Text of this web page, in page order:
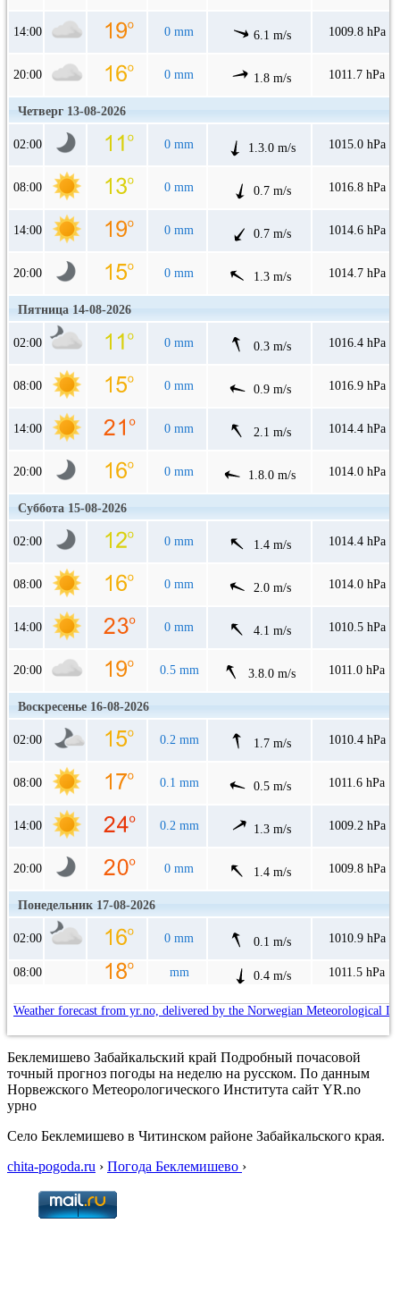
14:00 0 mm 6.1 m/s 1009.8 hPa
20:00 0 mm 1.8 m/s 1011.7 hPa
Четверг 13-08-2026
02:00 0 mm 1.3.0 m/s 1015.0 hPa
08:00 0 mm 0.7 m/s 1016.8 hPa
14:00 0 mm 0.7 m/s 1014.6 hPa
20:00 0 mm 1.3 m/s 1014.7 hPa
Пятница 14-08-2026
02:00 0 mm 0.3 m/s 1016.4 hPa
08:00 0 mm 0.9 m/s 1016.9 hPa
14:00 0 mm 2.1 m/s 1014.4 hPa
20:00 0 mm 1.8.0 m/s 1014.0 hPa
Суббота 15-08-2026
02:00 0 mm 1.4 m/s 1014.4 hPa
08:00 0 mm 2.0 m/s 1014.0 hPa
14:00 0 mm 4.1 m/s 1010.5 hPa
20:00 0.5 mm 3.8.0 m/s 1011.0 hPa
Воскресенье 16-08-2026
02:00 0.2 mm 1.7 m/s 1010.4 hPa
08:00 0.1 mm 0.5 m/s 1011.6 hPa
14:00 0.2 mm 1.3 m/s 1009.2 hPa
20:00 0 mm 1.4 m/s 1009.8 hPa
Понедельник 17-08-2026
02:00 0 mm 0.1 m/s 1010.9 hPa
08:00 mm 0.4 m/s 1011.5 hPa
Weather forecast from yr.no, delivered by the Norwegian Meteorological
Беклемишево Забайкальский край Подробный почасовой
точный прогноз погоды на неделю на русском. По данным
Норвежского Метеорологического Института сайт YR.no
урно
Село Беклемишево в Читинском районе Забайкальского края.
chita-pogoda.ru › Погода Беклемишево ›